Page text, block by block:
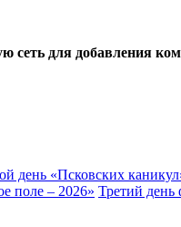
сеть для добавления
день «Псковских
поле – 2026» Третий день